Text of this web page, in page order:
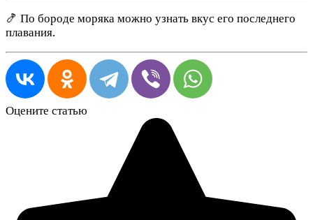
🍤 По бороде моряка можно узнать вкус его последнего
плавания.
Оцените статью